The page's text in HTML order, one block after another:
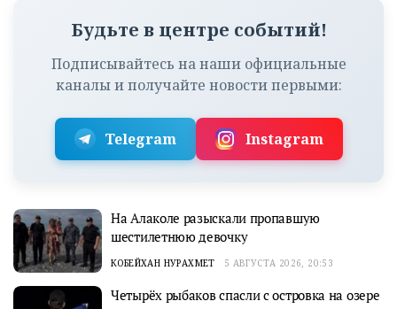
Будьте в центре событий!
Подписывайтесь на наши официальные
каналы и получайте новости первыми:
Telegram Instagram
На Алаколе разыскали пропавшую
шестилетнюю девочку
КОБЕЙХАН НУРАХМЕТ 5 АВГУСТА 2026, 20:53
Четырёх рыбаков спасли с островка на озере